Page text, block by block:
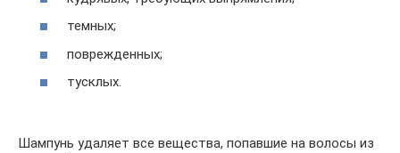
темных;
поврежденных;
тусклых.
Шампунь удаляет все вещества, попавшие на волосы из